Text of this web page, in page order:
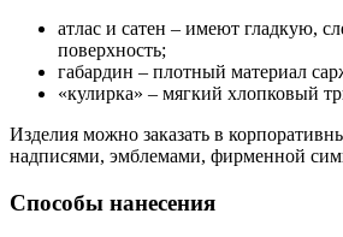
атлас и сатен – имеют гладкую,
поверхность;
габардин – плотный материал
«кулирка» – мягкий хлопковый
Изделия можно заказать в
надписями, эмблемами, фирменной
Способы нанесения